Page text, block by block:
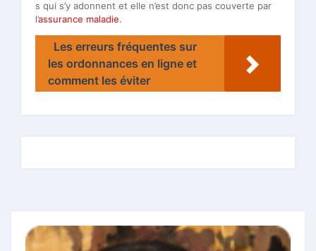
s qui s’y adonnent et elle n’est donc pas couverte par
l’assurance maladie.
Les erreurs fréquentes sur
les ordonnances en ligne et
comment les éviter